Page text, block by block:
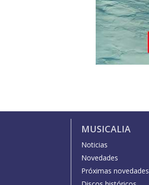
MUSICALIA
Noticias
Novedades
Próximas novedades